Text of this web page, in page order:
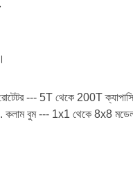
--- 5T থেকে 200T
বুম --- 1x1 থেকে 8x8 মডেল